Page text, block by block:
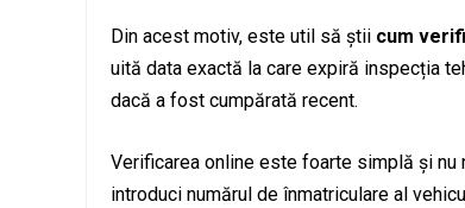
Din acest motiv, este util să știi cum
uită data exactă la care expiră inspecția
dacă a fost cumpărată recent.
Verificarea online este foarte simplă și
introduci numărul de înmatriculare al